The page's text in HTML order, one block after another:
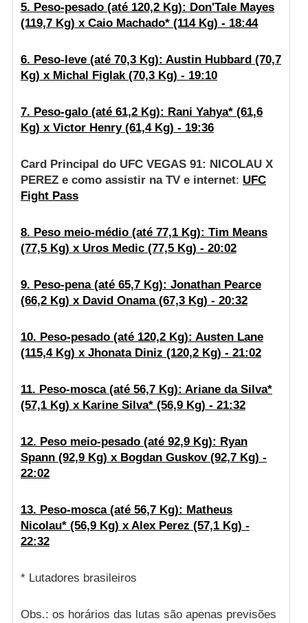
5. Peso-pesado (até 120,2 Kg): Don'Tale Mayes
(119,7 Kg) x Caio Machado* (114 Kg) - 18:44
6. Peso-leve (até 70,3 Kg): Austin Hubbard (70,7
Kg) x Michal Figlak (70,3 Kg) - 19:10
7. Peso-galo (até 61,2 Kg): Rani Yahya* (61,6
Kg) x Victor Henry (61,4 Kg) - 19:36
Card Principal do UFC VEGAS 91: NICOLAU X
PEREZ e como assistir na TV e internet: UFC
Fight Pass
8. Peso meio-médio (até 77,1 Kg): Tim Means
(77,5 Kg) x Uros Medic (77,5 Kg) - 20:02
9. Peso-pena (até 65,7 Kg): Jonathan Pearce
(66,2 Kg) x David Onama (67,3 Kg) - 20:32
10. Peso-pesado (até 120,2 Kg): Austen Lane
(115,4 Kg) x Jhonata Diniz (120,2 Kg) - 21:02
11. Peso-mosca (até 56,7 Kg): Ariane da Silva*
(57,1 Kg) x Karine Silva* (56,9 Kg) - 21:32
12. Peso meio-pesado (até 92,9 Kg): Ryan
Spann (92,9 Kg) x Bogdan Guskov (92,7 Kg) -
22:02
13. Peso-mosca (até 56,7 Kg): Matheus
Nicolau* (56,9 Kg) x Alex Perez (57,1 Kg) -
22:32
* Lutadores brasileiros
Obs.: os horários das lutas são apenas previsões